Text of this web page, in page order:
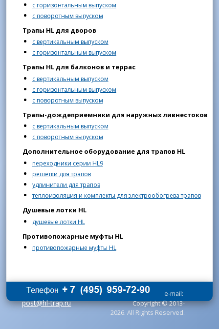
с горизонтальным выпуском
с поворотным выпуском
Трапы HL для дворов
с вертикальным выпуском
с горизонтальным выпуском
Трапы HL для балконов и террас
с вертикальным выпуском
с горизонтальным выпуском
с поворотным выпуском
Трапы-дождеприемники для наружных ливнестоков
с вертикальным выпуском
с поворотным выпуском
Дополнительное оборудование для трапов HL
переходники серии HL9
решетки для трапов
удлинители для трапов
теплоизоляция и комплекты для электрообогрева трапов
Душевые лотки HL
душевые лотки HL
Противопожарные муфты HL
противопожарные муфты HL
e-mail:
post@hl-trap.ruCopyright © 2013-
2026. All Rights Reserved.